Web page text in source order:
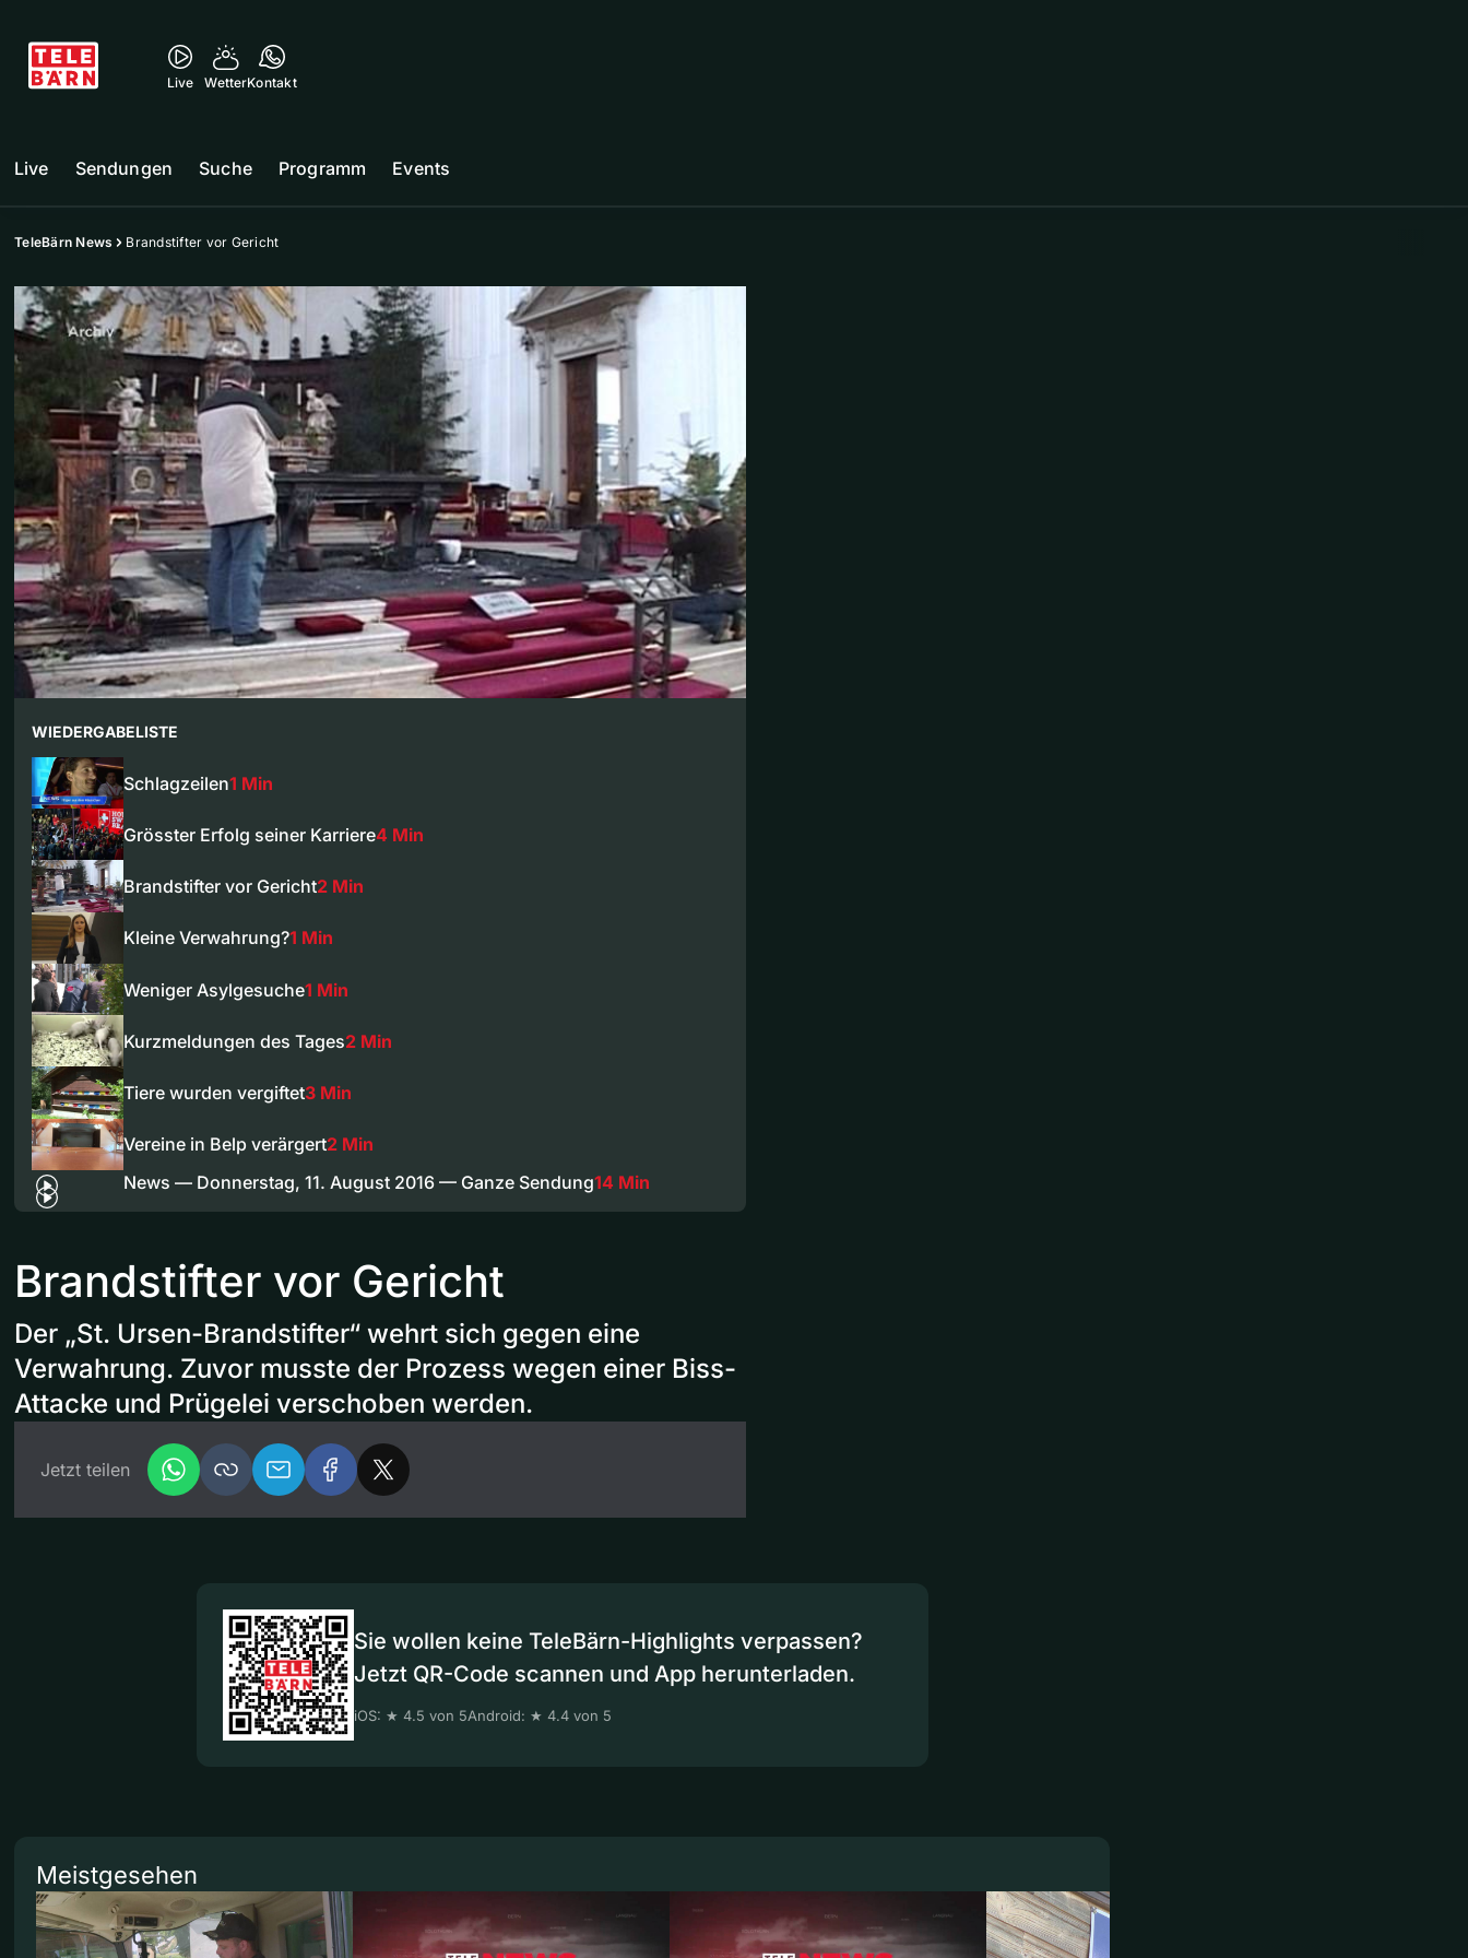
Live WetterKontakt
Live Sendungen Suche Programm Events
TeleBärn News Brandstifter vor Gericht
WIEDERGABELISTE
Schlagzeilen1 Min
Grösster Erfolg seiner Karriere4 Min
Brandstifter vor Gericht2 Min
Kleine Verwahrung?1 Min
Weniger Asylgesuche1 Min
Kurzmeldungen des Tages2 Min
Tiere wurden vergiftet3 Min
Vereine in Belp verärgert2 Min
News — Donnerstag, 11. August 2016 — Ganze Sendung14 Min
Brandstifter vor Gericht
Der „St. Ursen-Brandstifter“ wehrt sich gegen eine
Verwahrung. Zuvor musste der Prozess wegen einer Biss-
Attacke und Prügelei verschoben werden.
Jetzt teilen
Sie wollen keine TeleBärn-Highlights verpassen?
Jetzt QR-Code scannen und App herunterladen.
iOS: ★ 4.5 von 5Android: ★ 4.4 von 5
Meistgesehen